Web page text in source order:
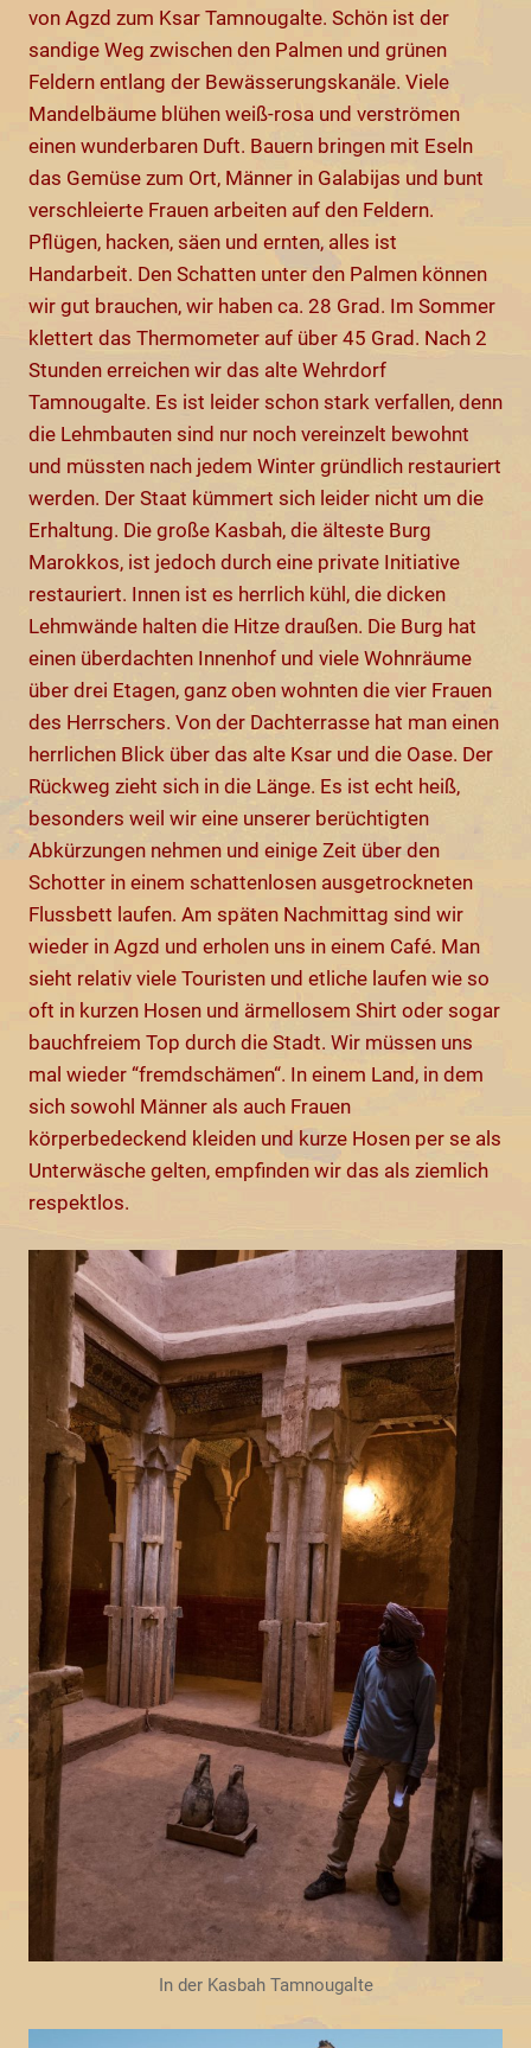
von Agzd zum Ksar Tamnougalte. Schön ist der
sandige Weg zwischen den Palmen und grünen
Feldern entlang der Bewässerungskanäle. Viele
Mandelbäume blühen weiß-rosa und verströmen
einen wunderbaren Duft. Bauern bringen mit Eseln
das Gemüse zum Ort, Männer in Galabijas und bunt
verschleierte Frauen arbeiten auf den Feldern.
Pflügen, hacken, säen und ernten, alles ist
Handarbeit. Den Schatten unter den Palmen können
wir gut brauchen, wir haben ca. 28 Grad. Im Sommer
klettert das Thermometer auf über 45 Grad. Nach 2
Stunden erreichen wir das alte Wehrdorf
Tamnougalte. Es ist leider schon stark verfallen, denn
die Lehmbauten sind nur noch vereinzelt bewohnt
und müssten nach jedem Winter gründlich restauriert
werden. Der Staat kümmert sich leider nicht um die
Erhaltung. Die große Kasbah, die älteste Burg
Marokkos, ist jedoch durch eine private Initiative
restauriert. Innen ist es herrlich kühl, die dicken
Lehmwände halten die Hitze draußen. Die Burg hat
einen überdachten Innenhof und viele Wohnräume
über drei Etagen, ganz oben wohnten die vier Frauen
des Herrschers. Von der Dachterrasse hat man einen
herrlichen Blick über das alte Ksar und die Oase. Der
Rückweg zieht sich in die Länge. Es ist echt heiß,
besonders weil wir eine unserer berüchtigten
Abkürzungen nehmen und einige Zeit über den
Schotter in einem schattenlosen ausgetrockneten
Flussbett laufen. Am späten Nachmittag sind wir
wieder in Agzd und erholen uns in einem Café. Man
sieht relativ viele Touristen und etliche laufen wie so
oft in kurzen Hosen und ärmellosem Shirt oder sogar
bauchfreiem Top durch die Stadt. Wir müssen uns
mal wieder “fremdschämen“. In einem Land, in dem
sich sowohl Männer als auch Frauen
körperbedeckend kleiden und kurze Hosen per se als
Unterwäsche gelten, empfinden wir das als ziemlich
respektlos.
In der Kasbah Tamnougalte